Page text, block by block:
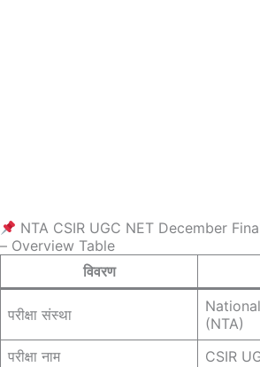
NTA CSIR UGC NET December
– Overview Table
विवरण
परीक्षा संस्था
(NTA)
परीक्षा नाम
CSIR